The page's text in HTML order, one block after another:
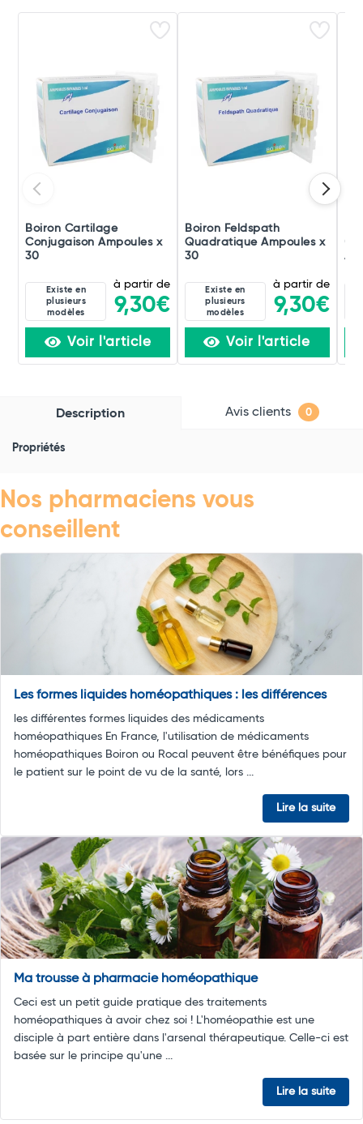
Boiron Cartilage
Conjugaison Ampoules x
30
Existe en
plusieurs
modèles
à partir de
9,30€
Voir l'article
Boiron Feldspath
Quadratique Ampoules x
30
Existe en
plusieurs
modèles
à partir de
9,30€
Voir l'article
Description Avis clients 0
Propriétés
Nos pharmaciens vous
conseillent
Les formes liquides homéopathiques : les différences
les différentes formes liquides des médicaments
homéopathiques En France, l'utilisation de médicaments
homéopathiques Boiron ou Rocal peuvent être bénéfiques pour
le patient sur le point de vu de la santé, lors ...
Lire la suite
Ma trousse à pharmacie homéopathique
Ceci est un petit guide pratique des traitements
homéopathiques à avoir chez soi ! L'homéopathie est une
disciple à part entière dans l'arsenal thérapeutique. Celle-ci est
basée sur le principe qu'une ...
Lire la suite